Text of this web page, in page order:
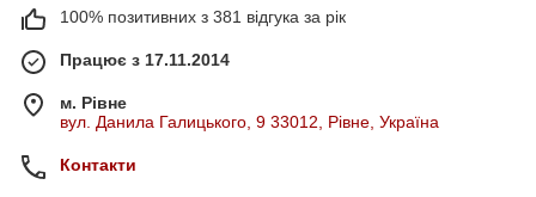
100% позитивних з 381 відгука за рік
Працює з 17.11.2014
м. Рівне
вул. Данила Галицького, 9 33012, Рівне, Україна
Контакти